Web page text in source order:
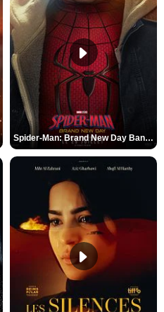
Spider-Man: Brand New Day Bande-annonce VO STFR